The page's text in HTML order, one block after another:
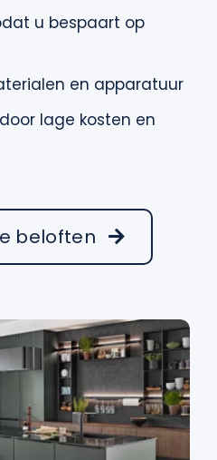
u bespaart op
en apparatuur
lage kosten en
beloften